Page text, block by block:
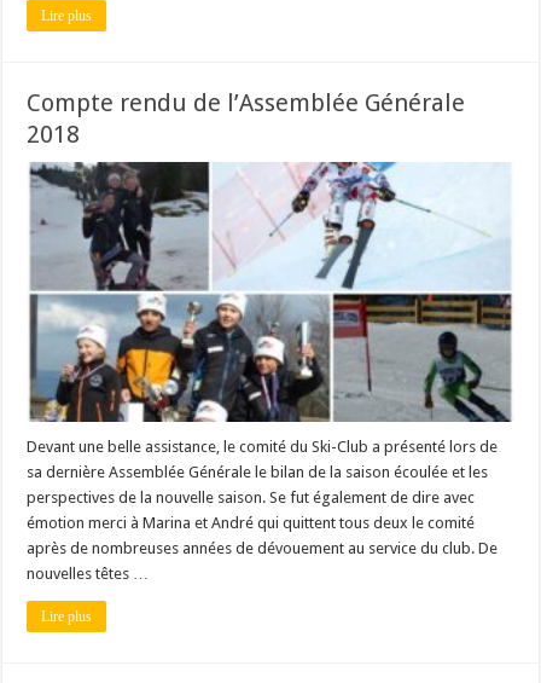
Lire plus
Compte rendu de l’Assemblée Générale
2018
Devant une belle assistance, le comité du Ski-Club a présenté lors de
sa dernière Assemblée Générale le bilan de la saison écoulée et les
perspectives de la nouvelle saison. Se fut également de dire avec
émotion merci à Marina et André qui quittent tous deux le comité
après de nombreuses années de dévouement au service du club. De
nouvelles têtes …
Lire plus